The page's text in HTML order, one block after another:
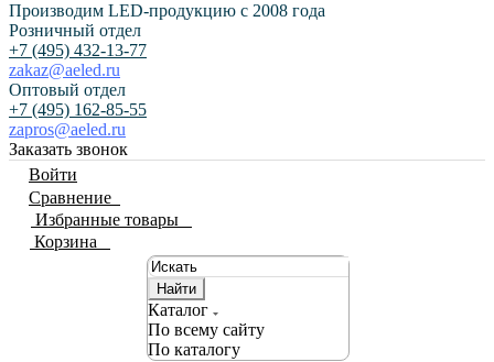
Производим LED-продукцию с 2008 года
Розничный отдел
+7 (495) 432-13-77
zakaz@aeled.ru
Оптовый отдел
+7 (495) 162-85-55
zapros@aeled.ru
Заказать звонок
Войти
Сравнение
Избранные товары
Корзина
Найти
Каталог
По всему сайту
По каталогу